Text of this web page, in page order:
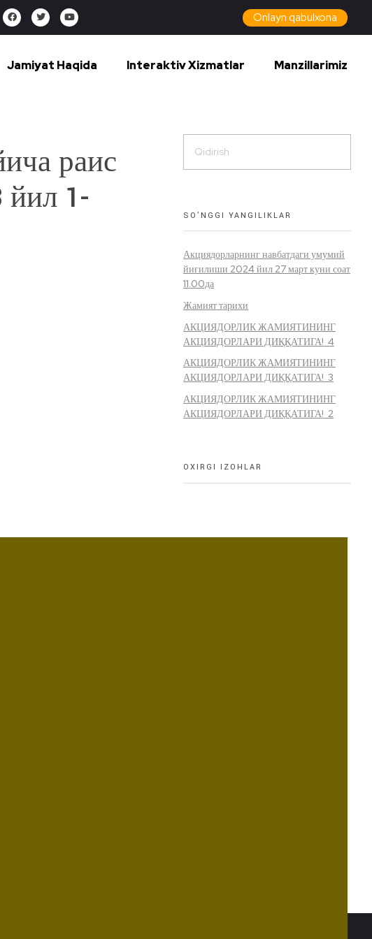
Onlayn qabulxona
Jamiyat Haqida Interaktiv Xizmatlar Manzillarimiz
раис
йил 1-
SO’NGGI YANGILIKLAR
Акциядорларнинг навбатдаги умумий
йиғилиши 2024 йил 27 март куни соат
11.00да
Жамият тарихи
АКЦИЯДОРЛИК ЖАМИЯТИНИНГ
АКЦИЯДОРЛАРИ ДИҚҚАТИГА! 4
АКЦИЯДОРЛИК ЖАМИЯТИНИНГ
АКЦИЯДОРЛАРИ ДИҚҚАТИГА! 3
АКЦИЯДОРЛИК ЖАМИЯТИНИНГ
АКЦИЯДОРЛАРИ ДИҚҚАТИГА! 2
OXIRGI IZOHLAR